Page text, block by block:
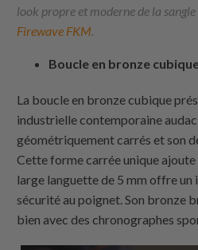
look propre et moderne de la
Firewave FKM.
Boucle en bronze
La boucle en bronze cubique
industrielle contemporaine
géométriquement carrés et son
Cette forme carrée unique ajoute
large languette de 5 mm offre un
sécurité au poignet. Son bronze
bien avec des chronographes